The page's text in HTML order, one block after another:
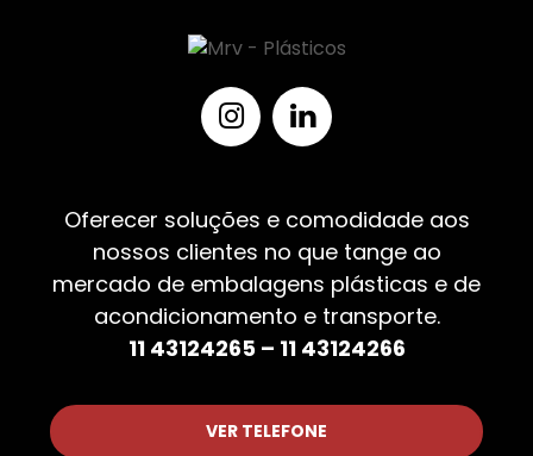
Oferecer soluções e comodidade aos
nossos clientes no que tange ao
mercado de embalagens plásticas e de
acondicionamento e transporte.
11 43124265 – 11 43124266
VER TELEFONE